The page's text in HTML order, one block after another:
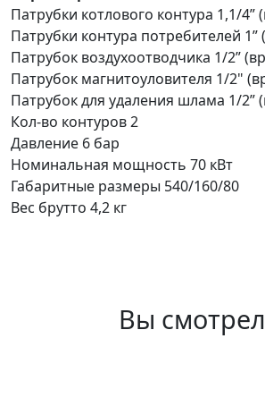
Патрубки котлового контура 1,1/4”
Патрубки контура потребителей 1”
Патрубок воздухоотводчика 1/2”
Патрубок магнитоуловителя 1/2"
Патрубок для удаления шлама 1/2”
Кол-во контуров 2
Давление 6 бар
Номинальная мощность 70 кВт
Габаритные размеры 540/160/80
Вес брутто 4,2 кг
Вы